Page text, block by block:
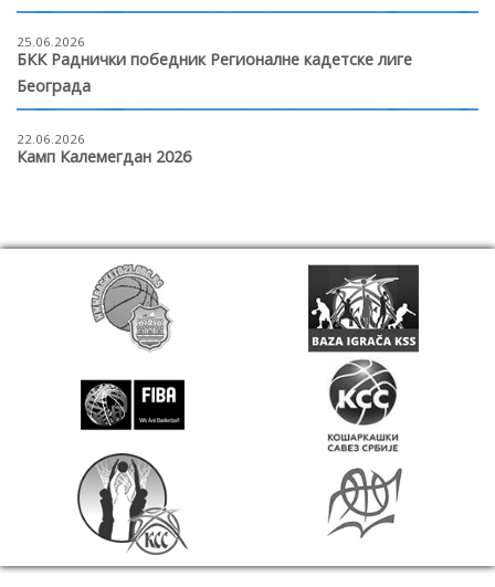
25.06.2026
БКК Раднички победник Регионалне кадетске лиге
Београда
22.06.2026
Камп Калемегдан 2026